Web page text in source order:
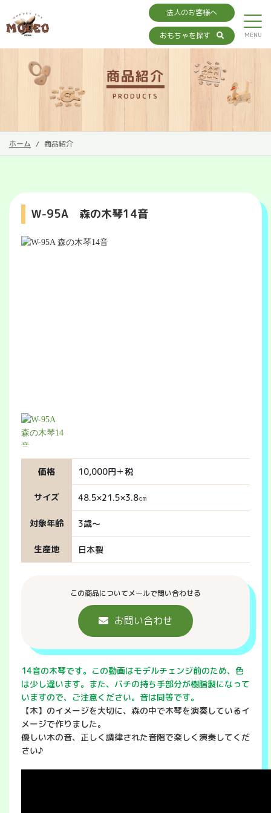
法人のお客様へ
おもちゃを探す
商品紹介
PRODUCTS
ホーム 商品紹介
Ｗ-95A 森の木琴14音
価格 10,000円＋税
サイズ 48.5×21.5×3.8㎝
対象年齢 3歳～
生産地 日本製
この商品についてメールで問い合わせる
お問い合わせ
14音の木琴です。この動画はモデルチェンジ前のため、色
は少し違います。また、バチの持ち手部分が樹脂製になって
いますので、ご注意ください。音は同等です。
【木】のイメージを大切に、森の中で木琴を演奏しているイ
メージで作りました。
優しい木の音、正しく調律された音階で楽しく演奏してくだ
さい♪